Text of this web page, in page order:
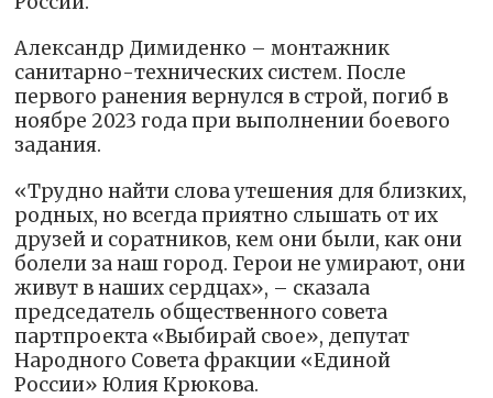
Александр Димиденко – монтажник
санитарно-технических систем. После
первого ранения вернулся в строй, погиб в
ноябре 2023 года при выполнении боевого
задания.
«Трудно найти слова утешения для близких,
родных, но всегда приятно слышать от их
друзей и соратников, кем они были, как они
болели за наш город. Герои не умирают, они
живут в наших сердцах», – сказала
председатель общественного совета
партпроекта «Выбирай свое», депутат
Народного Совета фракции «Единой
России» Юлия Крюкова.